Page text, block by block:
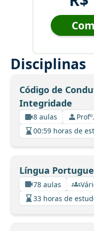
Disciplinas
Código de
Integridade
8 aulas
00:59 horas de
Língua
78 aulas
33 horas de